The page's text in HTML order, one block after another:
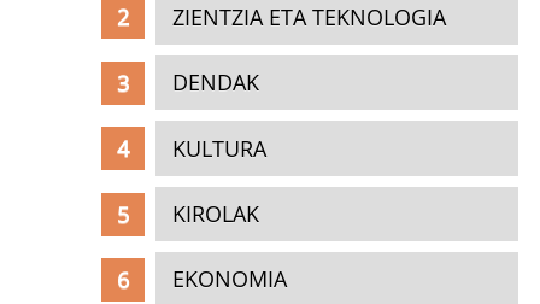
ZIENTZIA ETA TEKNOLOGIA
DENDAK
KULTURA
KIROLAK
EKONOMIA